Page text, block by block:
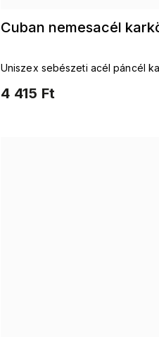
Cuban nemesacél
4 415 Ft
Uniszex sebészeti acél páncél